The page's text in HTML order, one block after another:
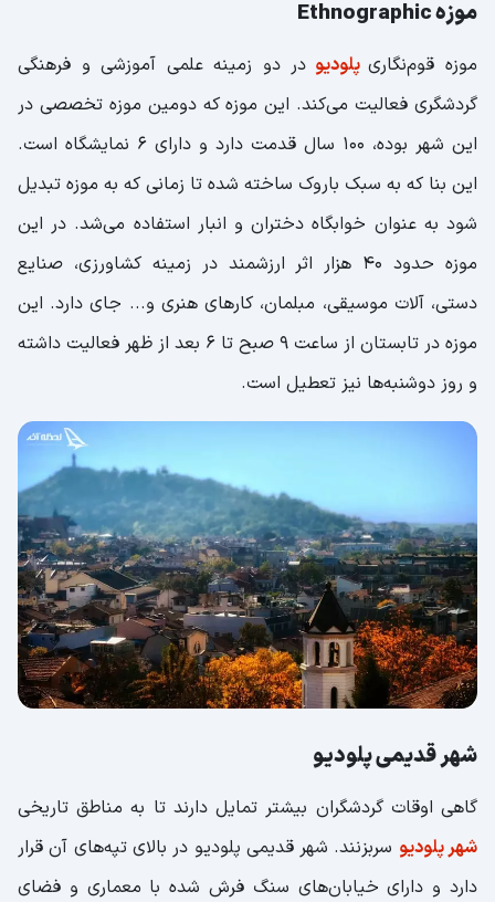
موزه Ethnographic
موزه قوم‌نگاریپلودیو در دو زمینه علمی آموزشی و فرهنگی
گردشگری فعالیت می‌کند. این موزه که دومین موزه تخصصی در
این شهر بوده، 100 سال قدمت دارد و دارای 6 نمایشگاه است.
این بنا که به سبک باروک ساخته شده تا زمانی که به موزه تبدیل
شود به عنوان خوابگاه دختران و انبار استفاده می‌شد. در این
موزه حدود 40 هزار اثر ارزشمند در زمینه کشاورزی، صنایع
دستی، آلات موسیقی، مبلمان، کارهای هنری و... جای دارد. این
موزه در تابستان از ساعت 9 صبح تا 6 بعد از ظهر فعالیت داشته
و روز دوشنبه‌ها نیز تعطیل است.
شهر قدیمی پلودیو
گاهی اوقات گردشگران بیشتر تمایل دارند تا به مناطق تاریخی
شهر پلودیو سربزنند. شهر قدیمی پلودیو در بالای تپه‌های آن قرار
دارد و دارای خیابان‌های سنگ فرش شده با معماری و فضای